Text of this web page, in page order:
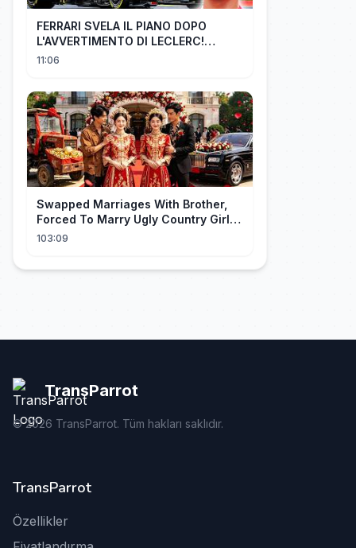
FERRARI SVELA IL PIANO DOPO
L'AVVERTIMENTO DI LECLERC!
AGGIORNAMENTI PAZZESCHI a
11:06
Swapped Marriages With Brother,
Forced To Marry Ugly Country Girl—
He's A Gorgeous Billionaire CEO!
103:09
TransParrot
©2026 TransParrot. Tüm hakları saklıdır.
TransParrot
Özellikler